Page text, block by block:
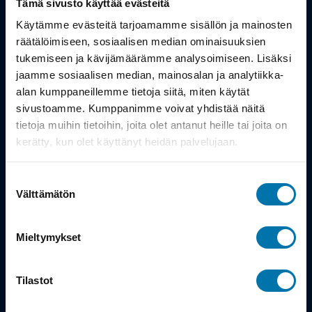
Tämä sivusto käyttää evästeitä
Käytämme evästeitä tarjoamamme sisällön ja mainosten
räätälöimiseen, sosiaalisen median ominaisuuksien
tukemiseen ja kävijämäärämme analysoimiseen. Lisäksi
jaamme sosiaalisen median, mainosalan ja analytiikka-
alan kumppaneillemme tietoja siitä, miten käytät
sivustoamme. Kumppanimme voivat yhdistää näitä
tietoja muihin tietoihin, joita olet antanut heille tai joita on
kerätty, kun olet käyttänyt heidän palvelujaan.
valinta
Välttämätön
Mieltymykset
Tilastot
Työsuhdepyörä
Info
Toimitus
Takuu ja palautukset
Maksutavat